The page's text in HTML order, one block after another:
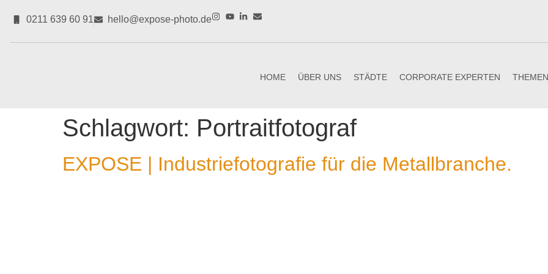
0211 639 60 91 hello@expose-photo.de
HOME ÜBER UNS STÄDTE CORPORATE EXPERTEN THEMEN
Schlagwort: Portraitfotograf
EXPOSE | Industriefotografie für die Metallbranche.